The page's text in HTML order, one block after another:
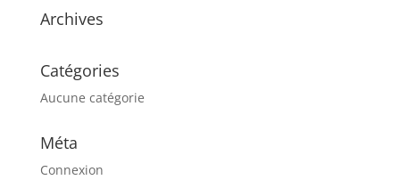
Archives
Catégories
Aucune catégorie
Méta
Connexion